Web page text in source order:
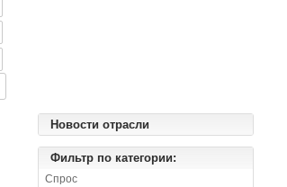
Новости отрасли
Фильтр по категории:
Спрос